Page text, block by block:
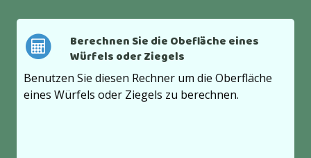
Berechnen Sie die Obefläche eines
Würfels oder Ziegels
Benutzen Sie diesen Rechner um die Oberfläche
eines Würfels oder Ziegels zu berechnen.